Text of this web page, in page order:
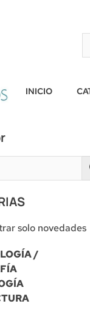
INICIO
solo novedades
/